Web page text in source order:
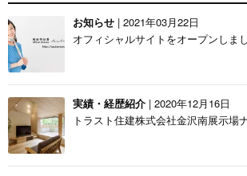
お知らせ | 2021年03月22日
オフィシャルサイトをオープンしま
実績・経歴紹介 | 2020年12月16日
トラスト住建株式会社金沢南展示場